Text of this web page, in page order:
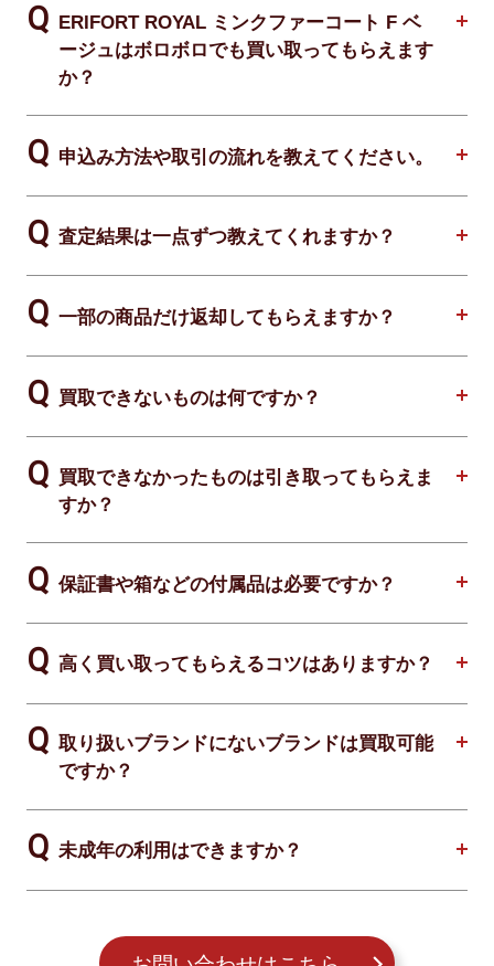
ERIFORT ROYAL ミンクファーコート F ベ
ージュはボロボロでも買い取ってもらえます
か？
申込み方法や取引の流れを教えてください。
査定結果は一点ずつ教えてくれますか？
一部の商品だけ返却してもらえますか？
買取できないものは何ですか？
買取できなかったものは引き取ってもらえま
すか？
保証書や箱などの付属品は必要ですか？
高く買い取ってもらえるコツはありますか？
取り扱いブランドにないブランドは買取可能
ですか？
未成年の利用はできますか？